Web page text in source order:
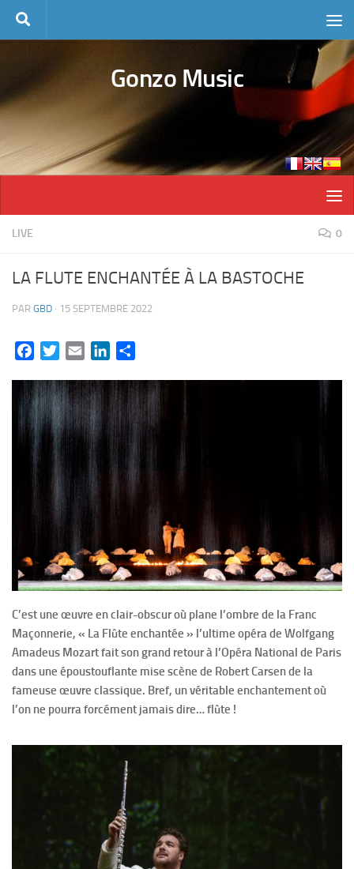
Skip to content
Gonzo Music
LIVE 0
LA FLUTE ENCHANTÉE À LA BASTOCHE
PAR GBD · 15 SEPTEMBRE 2022
FacebookTwitterEmail LinkedIn
C’est une œuvre en clair-obscur où plane l’ombre de la Franc
Maçonnerie, « La Flûte enchantée » l’ultime opéra de Wolfgang
Amadeus Mozart fait son grand retour à l’Opéra National de Paris
dans une époustouflante mise scène de Robert Carsen de la
fameuse œuvre classique. Bref, un véritable enchantement où
l’on ne pourra forcément jamais dire… flûte !